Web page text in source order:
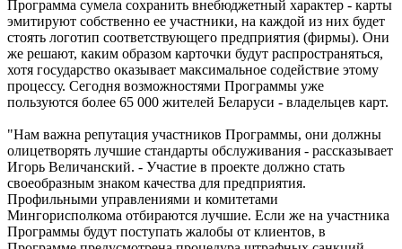
Программа сумела сохранить внебюджетный характер - карты
эмитируют собственно ее участники, на каждой из них будет
стоять логотип соответствующего предприятия (фирмы). Они
же решают, каким образом карточки будут распространяться,
хотя государство оказывает максимальное содействие этому
процессу. Сегодня возможностями Программы уже
пользуются более 65 000 жителей Беларуси - владельцев карт.
"Нам важна репутация участников Программы, они должны
олицетворять лучшие стандарты обслуживания - рассказывает
Игорь Величанский. - Участие в проекте должно стать
своеобразным знаком качества для предприятия.
Профильными управлениями и комитетами
Мингорисполкома отбираются лучшие. Если же на участника
Программы будут поступать жалобы от клиентов, в